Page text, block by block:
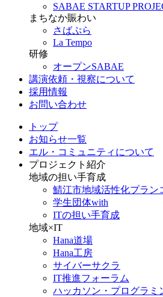
SABAE STARTUP
まちなか賑わい
さばぷら
La Tempo
研修
オープンSABAE
講演依頼・視察について
採用情報
お問い合わせ
トップ
お知らせ一覧
エル・コミュニティについて
プロジェクト紹介
地域の担い手育成
鯖江市地域活性化プラン
学生団体with
ITの担い手育成
地域×IT
Hana道場
Hana工房
サイバーサクラ
IT推進フォーラム
ハッカソン・プログラミ